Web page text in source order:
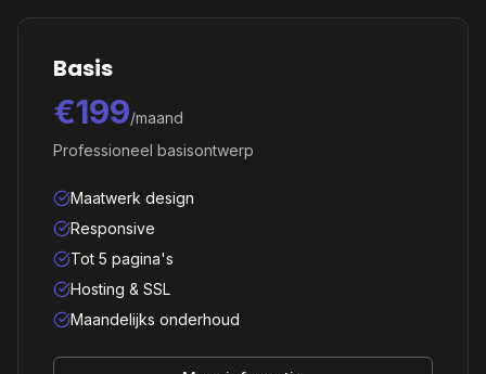
Basis
€199/maand
Professioneel basisontwerp
Maatwerk design
Responsive
Tot 5 pagina's
Hosting & SSL
Maandelijks onderhoud